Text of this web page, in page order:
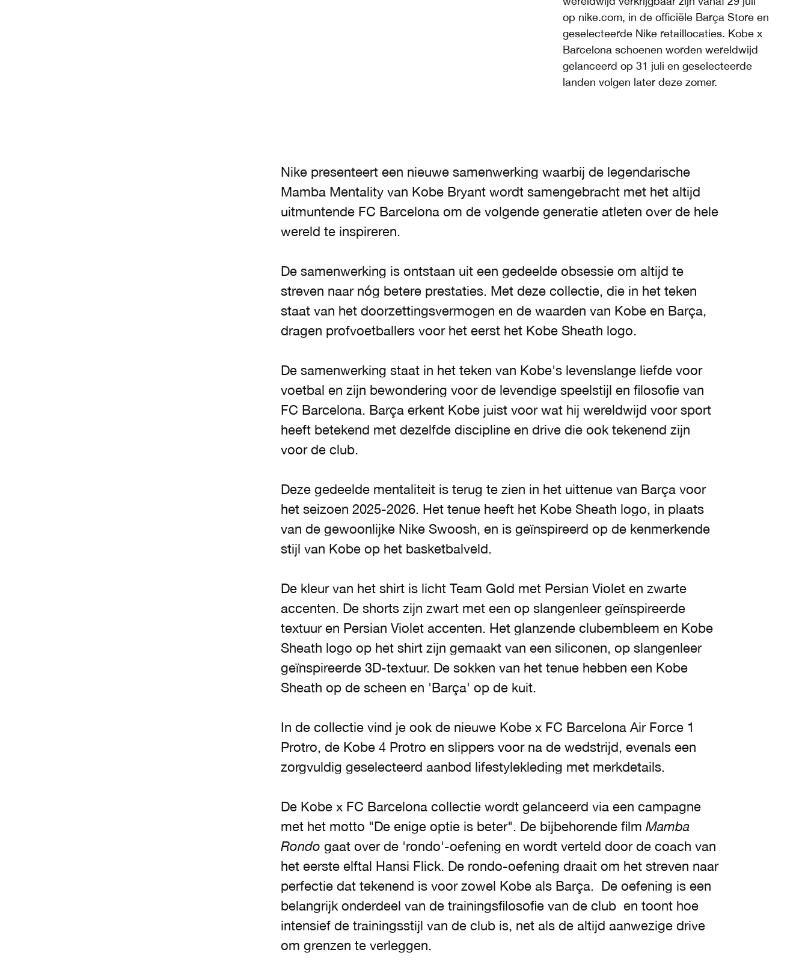
op nike.com, in de officiële Barça Store en
geselecteerde Nike retaillocaties. Kobe x
Barcelona schoenen worden wereldwijd
gelanceerd op 31 juli en geselecteerde
landen volgen later deze zomer.
Nike presenteert een nieuwe samenwerking waarbij de legendarische
Mamba Mentality van Kobe Bryant wordt samengebracht met het altijd
uitmuntende FC Barcelona om de volgende generatie atleten over de hele
wereld te inspireren.
De samenwerking is ontstaan uit een gedeelde obsessie om altijd te
streven naar nóg betere prestaties. Met deze collectie, die in het teken
staat van het doorzettingsvermogen en de waarden van Kobe en Barça,
dragen profvoetballers voor het eerst het Kobe Sheath logo.
De samenwerking staat in het teken van Kobe's levenslange liefde voor
voetbal en zijn bewondering voor de levendige speelstijl en filosofie van
FC Barcelona. Barça erkent Kobe juist voor wat hij wereldwijd voor sport
heeft betekend met dezelfde discipline en drive die ook tekenend zijn
voor de club.
Deze gedeelde mentaliteit is terug te zien in het uittenue van Barça voor
het seizoen 2025-2026. Het tenue heeft het Kobe Sheath logo, in plaats
van de gewoonlijke Nike Swoosh, en is geïnspireerd op de kenmerkende
stijl van Kobe op het basketbalveld.
De kleur van het shirt is licht Team Gold met Persian Violet en zwarte
accenten. De shorts zijn zwart met een op slangenleer geïnspireerde
textuur en Persian Violet accenten. Het glanzende clubembleem en Kobe
Sheath logo op het shirt zijn gemaakt van een siliconen, op slangenleer
geïnspireerde 3D-textuur. De sokken van het tenue hebben een Kobe
Sheath op de scheen en 'Barça' op de kuit.
In de collectie vind je ook de nieuwe Kobe x FC Barcelona Air Force 1
Protro, de Kobe 4 Protro en slippers voor na de wedstrijd, evenals een
zorgvuldig geselecteerd aanbod lifestylekleding met merkdetails.
De Kobe x FC Barcelona collectie wordt gelanceerd via een campagne
met het motto "De enige optie is beter". De bijbehorende film Mamba
Rondo gaat over de 'rondo'-oefening en wordt verteld door de coach van
het eerste elftal Hansi Flick. De rondo-oefening draait om het streven naar
perfectie dat tekenend is voor zowel Kobe als Barça. De oefening is een
belangrijk onderdeel van de trainingsfilosofie van de club en toont hoe
intensief de trainingsstijl van de club is, net als de altijd aanwezige drive
om grenzen te verleggen.